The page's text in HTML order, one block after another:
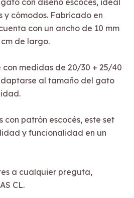
con diseño escocés, ideal
y cómodos. Fabricado en
con un ancho de 10 mm
de largo.
con medidas de 20/30 + 25/40
al tamaño del gato
con patrón escocés, este set
y funcionalidad en un
a cualquier preguta,
CL.